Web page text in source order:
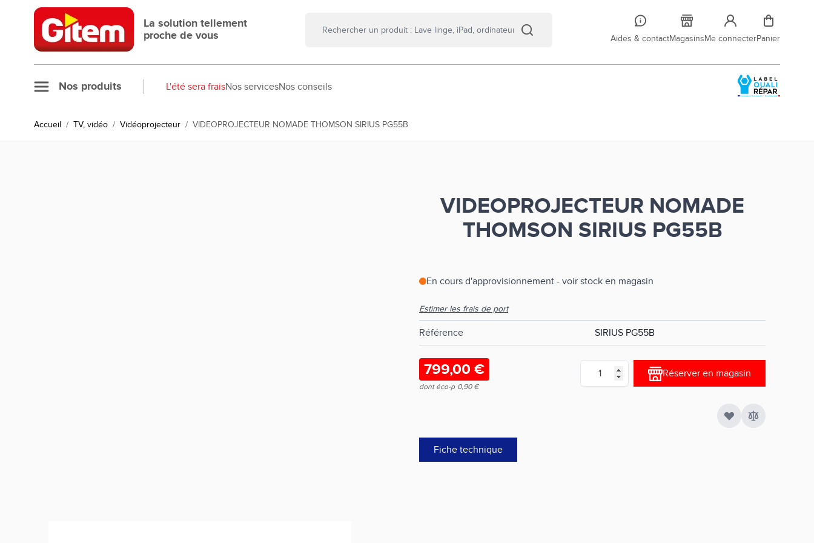
Allez au contenu
La solution tellement
proche de vous
Aides & contactMagasinsMe connecterPanier
Nos produits L'été sera fraisNos servicesNos conseils
Accueil / TV, vidéo / Vidéoprojecteur / VIDEOPROJECTEUR NOMADE THOMSON SIRIUS PG55B
VIDEOPROJECTEUR NOMADE
THOMSON SIRIUS PG55B
En cours d'approvisionnement - voir stock en magasin
Estimer les frais de port
Référence SIRIUS PG55B
799,00 €
dont éco-p 0,90 €
Quantité
Réserver en magasin
Fiche technique